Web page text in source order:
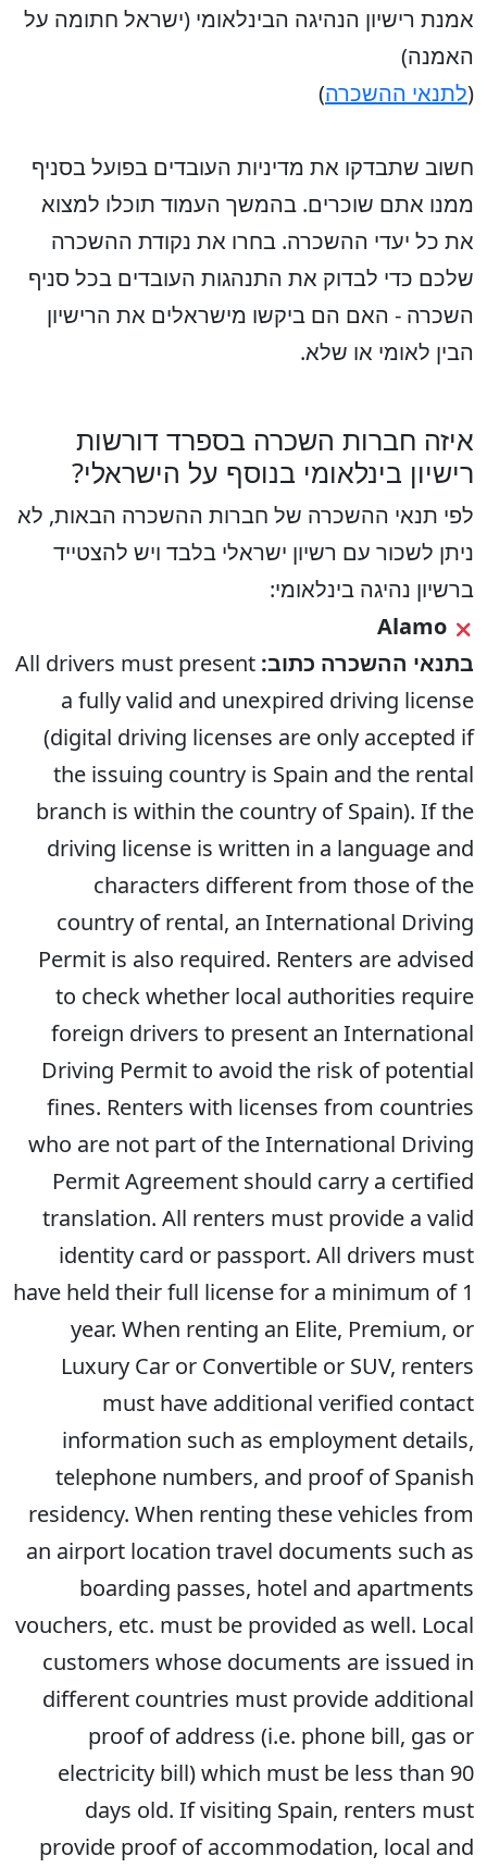
אמנת רישיון הנהיגה הבינלאומי (ישראל חתומה על
האמנה)
(לתנאי ההשכרה)
חשוב שתבדקו את מדיניות העובדים בפועל בסניף
ממנו אתם שוכרים. בהמשך העמוד תוכלו למצוא
את כל יעדי ההשכרה. בחרו את נקודת ההשכרה
שלכם כדי לבדוק את התנהגות העובדים בכל סניף
השכרה - האם הם ביקשו מישראלים את הרישיון
הבין לאומי או שלא.
איזה חברות השכרה בספרד דורשות
רישיון בינלאומי בנוסף על הישראלי?
לפי תנאי ההשכרה של חברות ההשכרה הבאות, לא
ניתן לשכור עם רשיון ישראלי בלבד ויש להצטייד
ברשיון נהיגה בינלאומי:
Alamo
בתנאי ההשכרה כתוב: All drivers must present
a fully valid and unexpired driving license
(digital driving licenses are only accepted if
the issuing country is Spain and the rental
branch is within the country of Spain). If the
driving license is written in a language and
characters different from those of the
country of rental, an International Driving
Permit is also required. Renters are advised
to check whether local authorities require
foreign drivers to present an International
Driving Permit to avoid the risk of potential
fines. Renters with licenses from countries
who are not part of the International Driving
Permit Agreement should carry a certified
translation. All renters must provide a valid
identity card or passport. All drivers must
have held their full license for a minimum of 1
year. When renting an Elite, Premium, or
Luxury Car or Convertible or SUV, renters
must have additional verified contact
information such as employment details,
telephone numbers, and proof of Spanish
residency. When renting these vehicles from
an airport location travel documents such as
boarding passes, hotel and apartments
vouchers, etc. must be provided as well. Local
customers whose documents are issued in
different countries must provide additional
proof of address (i.e. phone bill, gas or
electricity bill) which must be less than 90
days old. If visiting Spain, renters must
provide proof of accommodation, local and